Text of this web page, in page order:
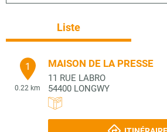
Liste
1
0.22 km
MAISON DE LA PRESSE
11 RUE LABRO
54400 LONGWY